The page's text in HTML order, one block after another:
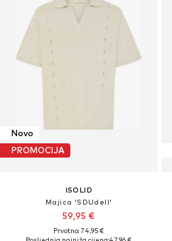
Novo
PROMOCIJA
!SOLID
Majica 'SDUdell'
59,95 €
Prvotno: 74,95 €